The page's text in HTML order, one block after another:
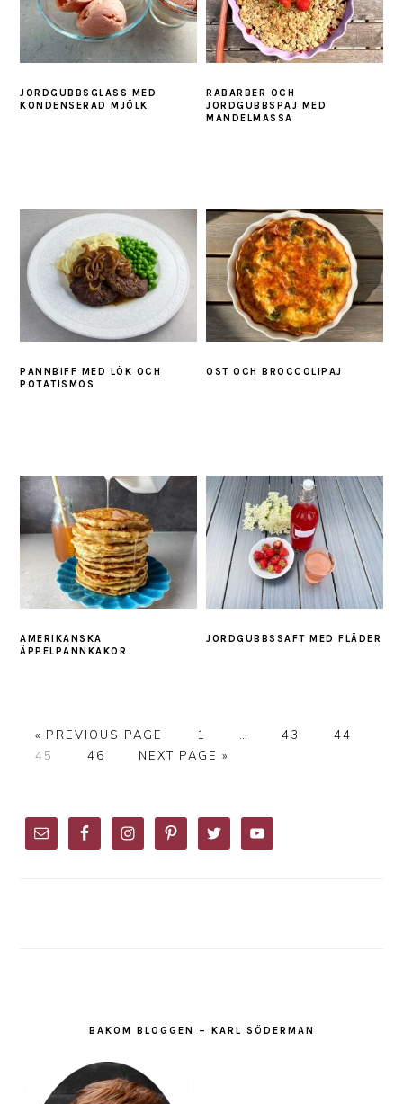
JORDGUBBSGLASS MED
KONDENSERAD MJÖLK
RABARBER OCH
JORDGUBBSPAJ MED
MANDELMASSA
PANNBIFF MED LÖK OCH
POTATISMOS
OST OCH BROCCOLIPAJ
AMERIKANSKA
ÄPPELPANNKAKOR
JORDGUBBSSAFT MED FLÄDER
« GO
TO
PREVIOUS PAGE PAGE
1 PAGE
43 PAGE
44
PAGE
45 PAGE
46
GO
NEXT PAGE »
SIDEBAR
BAKOM BLOGGEN – KARL SÖDERMAN